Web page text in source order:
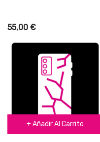
55,00 €
+ Añadir Al Carrito